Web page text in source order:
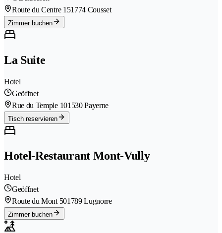
Route du Centre 151774 Cousset
Zimmer buchen
La Suite
Hotel
Geöffnet
Rue du Temple 101530 Payerne
Tisch reservieren
Hotel-Restaurant Mont-Vully
Hotel
Geöffnet
Route du Mont 501789 Lugnorre
Zimmer buchen